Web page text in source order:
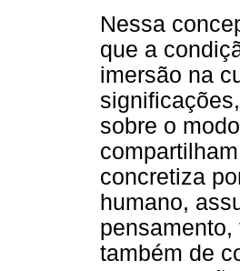
Nessa
que a
imersão na
sobre o
concretiza
humano,
também de